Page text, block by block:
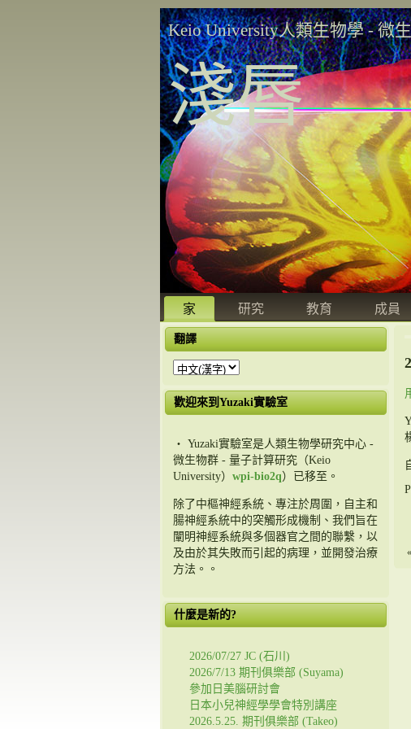
Keio University人類生物學 - 微
淺唇
家 研究 教育 成員
翻譯
歡迎來到Yuzaki實驗室
・ Yuzaki實驗室是人類生物學研究中心 -
微生物群 - 量子計算研究（Keio
University） wpi-bio2q）已移至。
除了中樞神經系統、專注於周圍，自主和
腸神經系統中的突觸形成機制、我們旨在
闡明神經系統與多個器官之間的聯繫，以
及由於其失敗而引起的病理，並開發治療
方法。。
什麼是新的?
2026/07/27 JC (石川)
2026/7/13 期刊俱樂部 (Suyama)
參加日美腦研討會
日本小兒神經學學會特別講座
2026.5.25. 期刊俱樂部 (Takeo)
«